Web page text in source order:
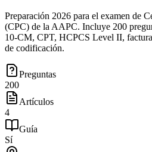
Preparación 2026 para el examen de
(CPC) de la AAPC. Incluye 200
10-CM, CPT, HCPCS Level II,
de codificación.
Preguntas
200
Artículos
4
Guía
Sí